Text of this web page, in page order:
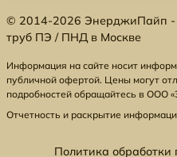
© 2014-2026 ЭнерджиПайп -
труб ПЭ / ПНД в Москве
Информация на сайте носит
публичной офертой. Цены могут
подробностей обращайтесь в ООО
Отчетность и раскрытие
Политика